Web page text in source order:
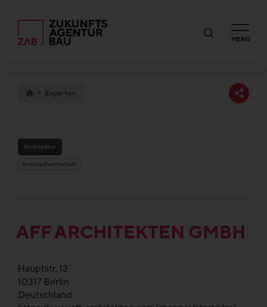
MENÜ
Experten
Architektur
Kreislaufwirtschaft
AFF ARCHITEKTEN GMBH
Hauptstr. 13
10317 Berlin
Deutschland